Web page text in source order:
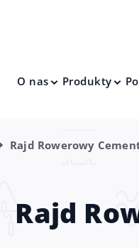
O nas Produkty
Rajd Rowerowy
Rajd